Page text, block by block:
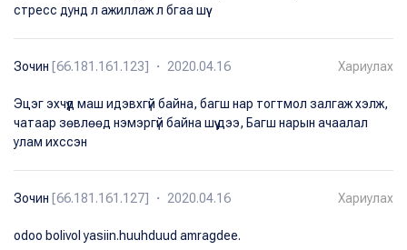
стресс дунд л ажиллаж л бгаа шүү
Зочин [66.181.161.123] ・ 2020.04.16 Хариулах
Эцэг эхчүүд маш идэвхгүй байна, багш нар тогтмол залгаж хэлж,
чатаар зөвлөөд нэмэргүй байна шүү дээ, Багш нарын ачаалал
улам ихссэн
Зочин [66.181.161.127] ・ 2020.04.16 Хариулах
odoo bolivol yasiin.huuhduud amragdee.